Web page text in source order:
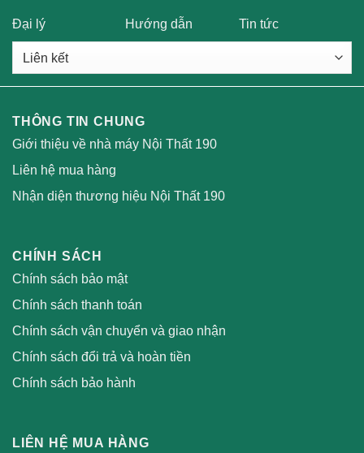
Đại lý Hướng dẫn Tin tức
THÔNG TIN CHUNG
Giới thiệu về nhà máy Nội Thất 190
Liên hệ mua hàng
Nhận diện thương hiệu Nội Thất 190
CHÍNH SÁCH
Chính sách bảo mật
Chính sách thanh toán
Chính sách vận chuyển và giao nhận
Chính sách đổi trả và hoàn tiền
Chính sách bảo hành
LIÊN HỆ MUA HÀNG